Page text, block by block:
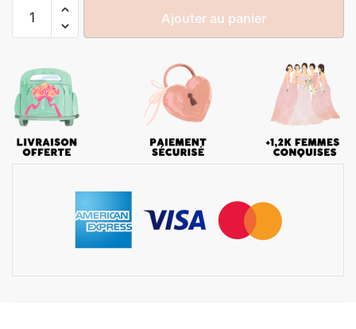
Ajouter au panier